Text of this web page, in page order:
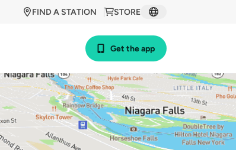
STORE
FIND A STATION
Get the app